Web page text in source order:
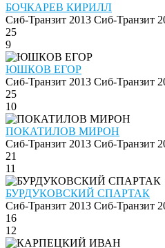
БОЧКАРЕВ КИРИЛЛ
Сиб-Транзит 2013 Сиб-Транзит
25
9
ЮШКОВ ЕГОР
Сиб-Транзит 2013 Сиб-Транзит
25
10
ПОКАТИЛОВ МИРОН
Сиб-Транзит 2013 Сиб-Транзит
21
11
БУРДУКОВСКИЙ СПАРТАК
Сиб-Транзит 2013 Сиб-Транзит
16
12